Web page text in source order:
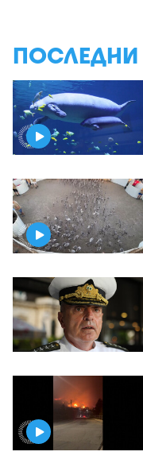
ПОСЛЕДНИ